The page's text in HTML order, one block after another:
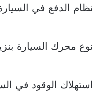
نظام الدفع في
نوع محرك السيارة
استهلاك الوقود في السيارة 1.8 كم